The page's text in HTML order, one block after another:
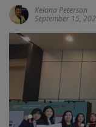
Kelana Peterson
September 15,